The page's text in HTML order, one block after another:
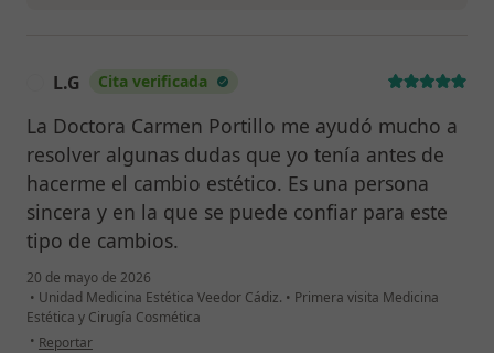
L.G Cita verificada
La Doctora Carmen Portillo me ayudó mucho a
resolver algunas dudas que yo tenía antes de
hacerme el cambio estético. Es una persona
sincera y en la que se puede confiar para este
tipo de cambios.
20 de mayo de 2026
• Unidad Medicina Estética Veedor Cádiz. • Primera visita Medicina
Estética y Cirugía Cosmética
• en opinión del usuario L.G
Reportar